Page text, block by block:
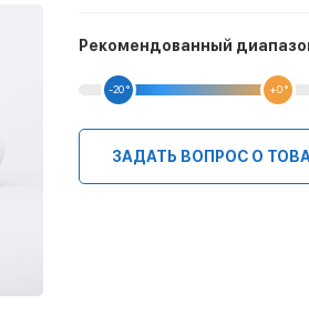
Рекомендованный
-20 ° +0 °
ЗАДАТЬ ВОПРОС О